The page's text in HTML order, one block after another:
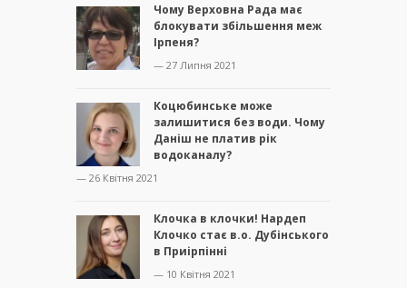
Чому Верховна Рада має
блокувати збільшення меж
Ірпеня?
— 27 Липня 2021
Коцюбинське може
залишитися без води. Чому
Даніш не платив рік
водоканалу?
— 26 Квітня 2021
Клочка в клочки! Нардеп
Клочко стає в.о. Дубінського
в Приірпінні
— 10 Квітня 2021